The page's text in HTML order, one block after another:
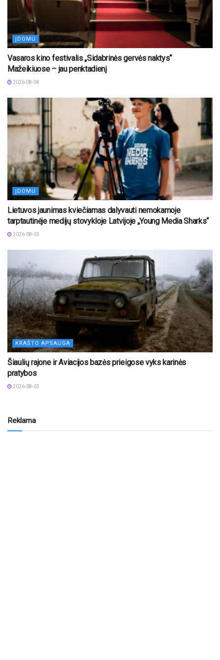
ĮDOMU
Vasaros kino festivalis „Sidabrinės gervės naktys“
Mažeikiuose – jau penktadienį
2026-08-04
ĮDOMU
Lietuvos jaunimas kviečiamas dalyvauti nemokamoje
tarptautinėje medijų stovykloje Latvijoje „Young Media Sharks“
2026-08-03
KRAŠTO APSAUGA
Šiaulių rajone ir Aviacijos bazės prieigose vyks karinės
pratybos
2026-08-03
Reklama